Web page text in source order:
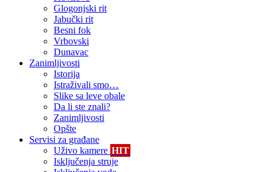
Glogonjski rit
Jabučki rit
Besni fok
Vrbovski
Dunavac
Zanimljivosti
Istorija
Istraživali smo…
Slike sa leve obale
Da li ste znali?
Zanimljivosti
Opšte
Servisi za građane
Uživo kamere HIT
Isključenja struje